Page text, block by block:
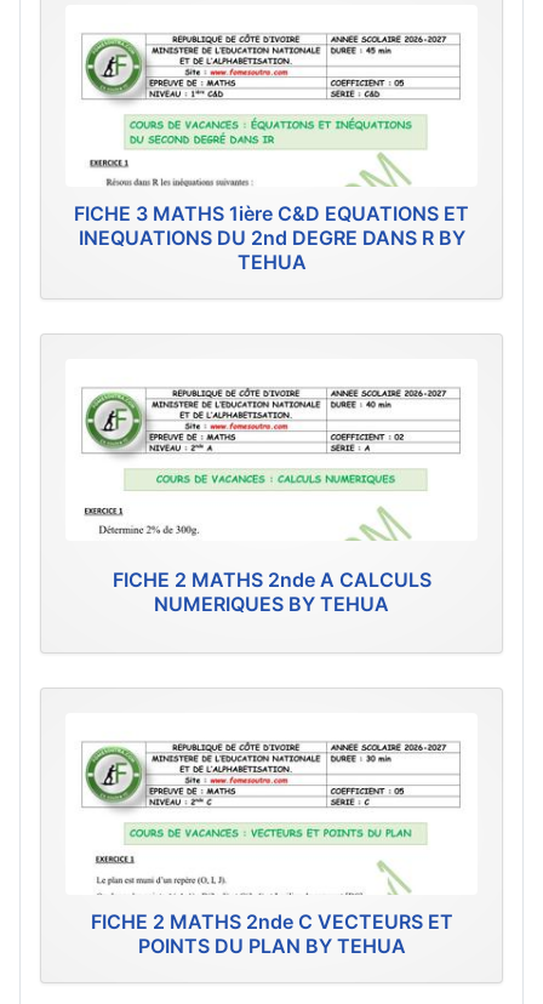
FICHE 3 MATHS 1ière C&D EQUATIONS ET
INEQUATIONS DU 2nd DEGRE DANS R BY
TEHUA
FICHE 2 MATHS 2nde A CALCULS
NUMERIQUES BY TEHUA
FICHE 2 MATHS 2nde C VECTEURS ET
POINTS DU PLAN BY TEHUA